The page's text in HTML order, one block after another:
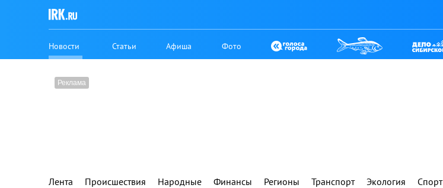
Новости Статьи Афиша Фото
Лента Происшествия Народные Финансы Регионы Транспорт Экология Спорт